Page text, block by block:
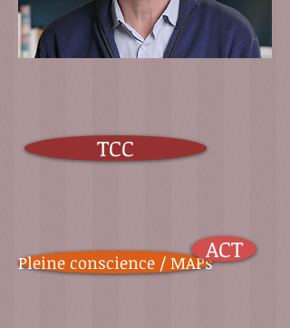
TCC
Pleine conscience / MAPsACT